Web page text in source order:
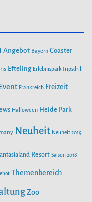
IM PLAYMOBIL-
SORGT FÜR
PLOHN BAUT
ASTRONAUT
Angebot Bayern Coaster
Efteling Erlebnispark Tripsdrill
Event Frankreich Freizeit
Halloween Heide Park
Neuheit Neuheit 2019
Resort Saison 2018
Themenbereich
Zoo